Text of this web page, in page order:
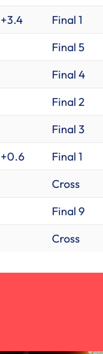
+3.4 Final 1
Final 5
Final 4
Final 2
Final 3
+0.6 Final 1
Cross
Final 9
Cross